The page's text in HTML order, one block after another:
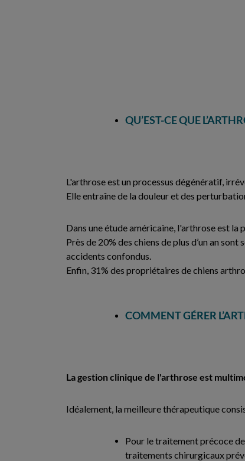
QU’EST-CE QUE
L'arthrose est un processus dégénératif,
Elle entraîne de la douleur et des
Dans une étude américaine, l'arthrose est la
Près de 20% des chiens de plus d’un an
accidents confondus.
Enfin, 31% des propriétaires de chiens
COMMENT GÉRER
La gestion clinique de l'arthrose est
Idéalement, la meilleure thérapeutique
Pour le traitement précoce
traitements chirurgicaux